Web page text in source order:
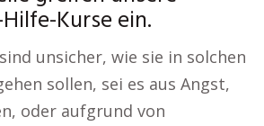
Kurse ein.
unsicher, wie sie in solchen
sollen, sei es aus Angst,
oder aufgrund von